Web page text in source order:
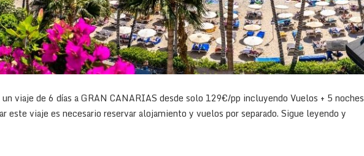
viaje de 6 días a GRAN CANARIAS desde solo 129€/pp incluyendo Vuelos + 5 noches
este viaje es necesario reservar alojamiento y vuelos por separado. Sigue leyendo y